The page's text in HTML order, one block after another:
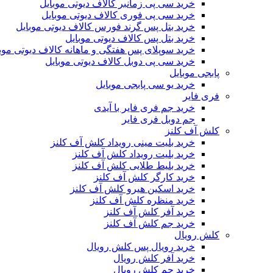
خرید سی پی زمانبر کالاف دیوتی موبایل
خرید سی پی فوری کالاف دیوتی موبایل
خرید بتل پس گرند فورس کالاف دیوتی موبایل
خرید بتل پس کالاف دیوتی موبایل
خرید سوپلای پس هفتگی و ماهانه کالاف دیوتی
خرید سی پی دوبل کالاف دیوتی موبایل
پابجی موبایل
خرید یو سی پابجی موبایل
فری فایر
خرید جم فری فایر با آیدی
جم دوبل فری فایر
کلش آف کلنز
خرید بلیت مینی رویداد کلش آف کلنز
خرید بلیت رویداد کلش آف کلنز
خرید بلیط طلایی کلش آف کلنز
خرید کارگر کلش آف کلنز
خرید اسکین هیرو کلش آف کلنز
خرید منظره کلش آف کلنز
خرید آفر کلش آف کلنز
خرید جم کلش آف کلنز
کلش رویال
خرید رویال پس کلش رویال
خرید آفر کلش رویال
خرید جم کلش رویال